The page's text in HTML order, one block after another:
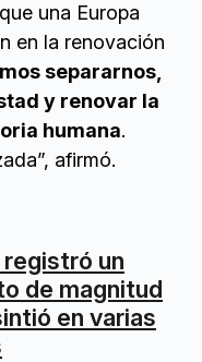
una Europa
en la renovación
separarnos,
y renovar la
humana.
afirmó.
registró un
de magnitud
en varias